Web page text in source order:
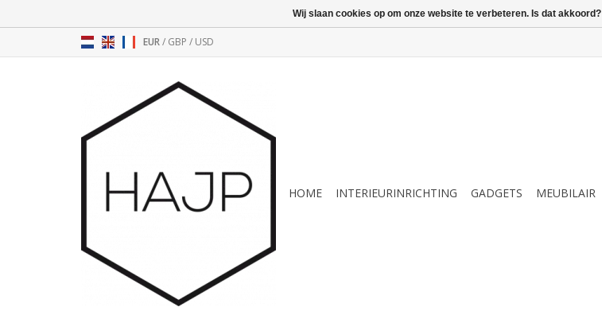
EUR/ GBP / USD
HOME INTERIEURINRICHTING GADGETS MEUBILAIR
Wij slaan cookies op om onze website te verbeteren. Is dat akkoord?